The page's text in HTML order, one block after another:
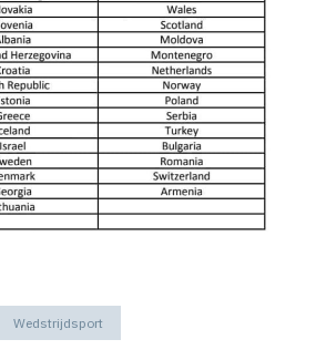
Wedstrijdsport